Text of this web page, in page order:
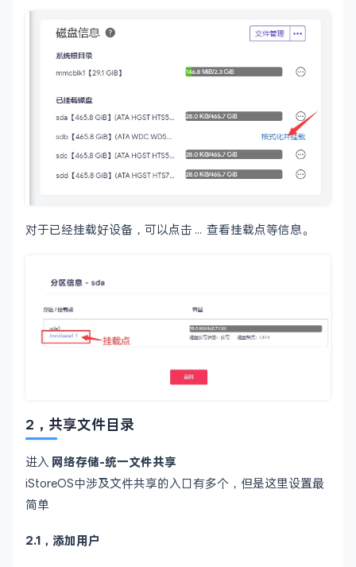
对于已经挂载好设备，可以点击 ... 查看挂载点等信息。
2，共享文件目录
进入 网络存储-统一文件共享
iStoreOS中涉及文件共享的入口有多个，但是这里设置最
简单
2.1，添加用户